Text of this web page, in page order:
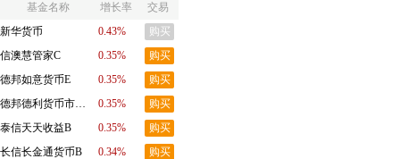
基金名称 增长率
交易
新华货币
0.43%
购买
信澳慧管家C
0.35%
购买
德邦如意货币E
0.35%
购买
德邦德利货币市场基金B
0.35%
购买
泰信天天收益B
0.35%
购买
长信长金通货币B
0.34%
购买